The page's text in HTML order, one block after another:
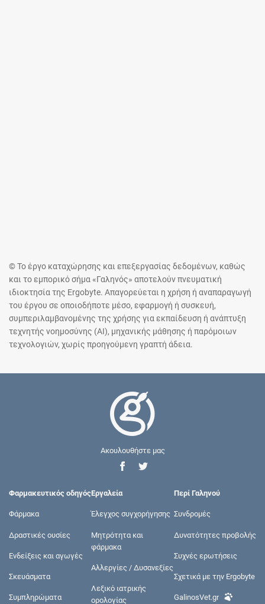
© Το έργο καταχώρησης και επεξεργασίας δεδομένων, καθώς
και το εμπορικό σήμα «Γαληνός» αποτελούν πνευματική
ιδιοκτησία της Ergobyte. Απαγορεύεται η χρήση ή αναπαραγωγή
του έργου σε οποιοδήποτε μέσο, εφαρμογή ή συσκευή,
συμπεριλαμβανομένης της χρήσης για εκπαίδευση ή ανάπτυξη
τεχνητής νοημοσύνης (AI), μηχανικής μάθησης ή παρόμοιων
τεχνολογιών, χωρίς προηγούμενη γραπτή άδεια.
Ακουλουθήστε μας
Φαρμακευτικός οδηγός
Φάρμακα
Δραστικές ουσίες
Ενδείξεις και αγωγές
Σκευάσματα
Συμπληρώματα
Εργαλεία
Έλεγχος συγχορήγησης
Μητρότητα και
φάρμακα
Αλλεργίες / Δυσανεξίες
Λεξικό ιατρικής
ορολογίας
Περί Γαληνού
Συνδρομές
Δυνατότητες προβολής
Συχνές ερωτήσεις
Σχετικά με την Ergobyte
GalinosVet.gr